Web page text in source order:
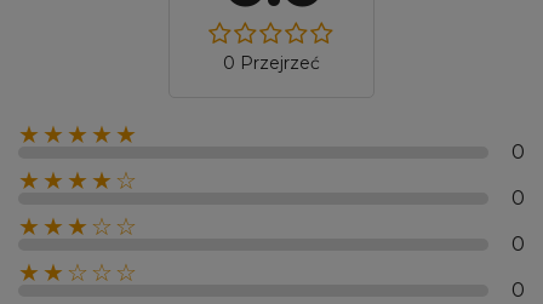
0 Przejrzeć
★★★★★
0
★★★★☆
0
★★★☆☆
0
★★☆☆☆
0